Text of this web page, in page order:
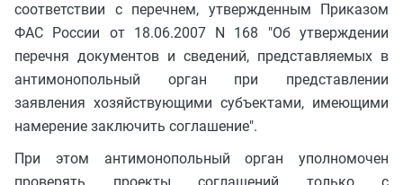
соответствии с перечнем, утвержденным Приказом
ФАС России от 18.06.2007 N 168 "Об утверждении
перечня документов и сведений, представляемых в
антимонопольный орган при представлении
заявления хозяйствующими субъектами, имеющими
намерение заключить соглашение".
При этом антимонопольный орган уполномочен